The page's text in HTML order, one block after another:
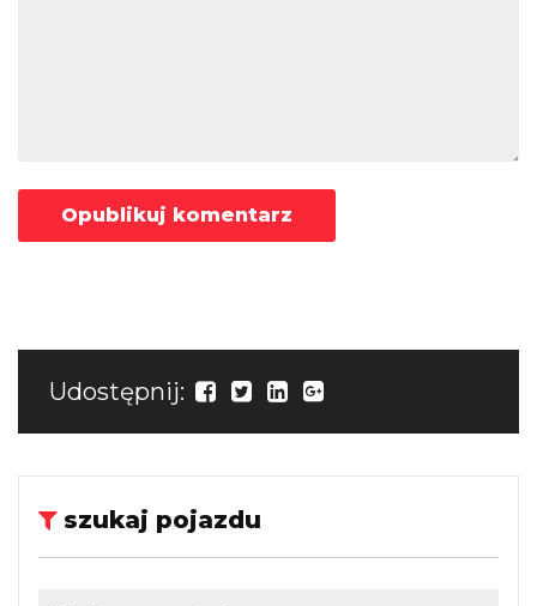
Udostępnij:
szukaj pojazdu